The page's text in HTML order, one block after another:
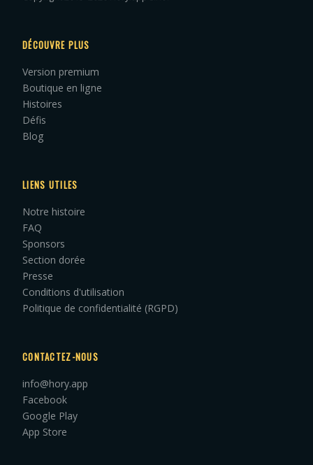
DÉCOUVRE PLUS
Version premium
Boutique en ligne
Histoires
Défis
Blog
LIENS UTILES
Notre histoire
FAQ
Sponsors
Section dorée
Presse
Conditions d'utilisation
Politique de confidentialité (RGPD)
CONTACTEZ-NOUS
info@hory.app
Facebook
Google Play
App Store